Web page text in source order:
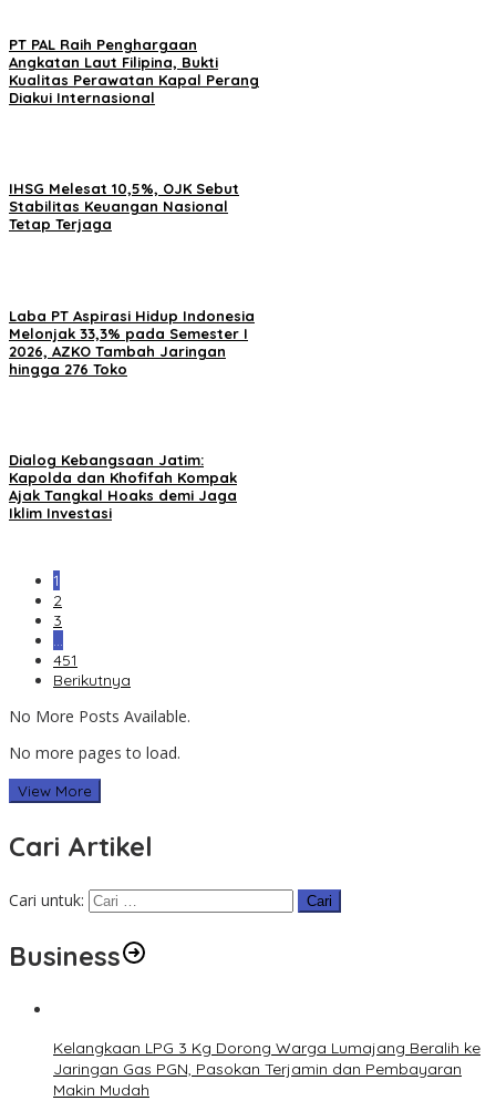
PT PAL Raih Penghargaan
Angkatan Laut Filipina, Bukti
Kualitas Perawatan Kapal Perang
Diakui Internasional
IHSG Melesat 10,5%, OJK Sebut
Stabilitas Keuangan Nasional
Tetap Terjaga
Laba PT Aspirasi Hidup Indonesia
Melonjak 33,3% pada Semester I
2026, AZKO Tambah Jaringan
hingga 276 Toko
Dialog Kebangsaan Jatim:
Kapolda dan Khofifah Kompak
Ajak Tangkal Hoaks demi Jaga
Iklim Investasi
1
2
3
…
451
Berikutnya
No More Posts Available.
No more pages to load.
View More
Cari Artikel
Cari untuk:
Business
Kelangkaan LPG 3 Kg Dorong Warga Lumajang Beralih ke
Jaringan Gas PGN, Pasokan Terjamin dan Pembayaran
Makin Mudah